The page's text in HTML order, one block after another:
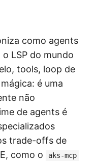
como agents
LSP do mundo
tools, loop de
é uma
não
de agents é
trade-offs de
como o
aks-mcp